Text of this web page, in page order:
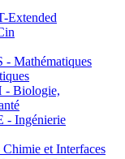
Extended
Mathématiques
Biologie,
- Ingénierie
et Interfaces